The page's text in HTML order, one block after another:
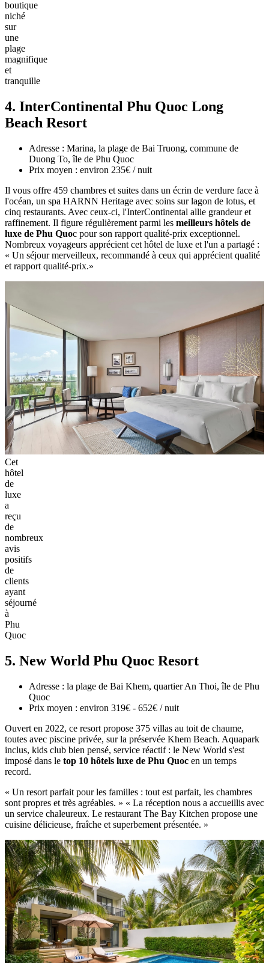
boutique
niché
sur
une
plage
magnifique
et
tranquille
4. InterContinental Phu Quoc Long
Beach Resort
Adresse : Marina, la plage de Bai Truong, commune de
Duong To, île de Phu Quoc
Prix moyen : environ 235€ / nuit
Il vous offre 459 chambres et suites dans un écrin de verdure face à
l'océan, un spa HARNN Heritage avec soins sur lagon de lotus, et
cinq restaurants. Avec ceux-ci, l'InterContinental allie grandeur et
raffinement. Il figure régulièrement parmi les meilleurs hôtels de
luxe de Phu Quoc pour son rapport qualité-prix exceptionnel.
Nombreux voyageurs apprécient cet hôtel de luxe et l'un a partagé :
« Un séjour merveilleux, recommandé à ceux qui apprécient qualité
et rapport qualité-prix.»
Cet
hôtel
de
luxe
a
reçu
de
nombreux
avis
positifs
de
clients
ayant
séjourné
à
Phu
Quoc
5. New World Phu Quoc Resort
Adresse : la plage de Bai Khem, quartier An Thoi, île de Phu
Quoc
Prix moyen : environ 319€ - 652€ / nuit
Ouvert en 2022, ce resort propose 375 villas au toit de chaume,
toutes avec piscine privée, sur la préservée Khem Beach. Aquapark
inclus, kids club bien pensé, service réactif : le New World s'est
imposé dans le top 10 hôtels luxe de Phu Quoc en un temps
record.
« Un resort parfait pour les familles : tout est parfait, les chambres
sont propres et très agréables. » « La réception nous a accueillis avec
un service chaleureux. Le restaurant The Bay Kitchen propose une
cuisine délicieuse, fraîche et superbement présentée. »